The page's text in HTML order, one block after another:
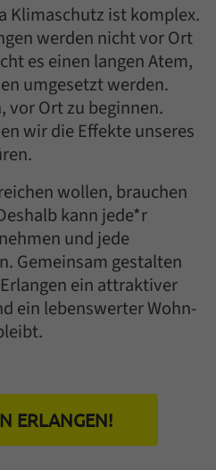
Klimaschutz ist komplex.
werden nicht vor Ort
es einen langen Atem,
umgesetzt werden.
vor Ort zu beginnen.
wir die Effekte unseres
wollen, brauchen
kann jede*r
und jede
Gemeinsam gestalten
ein attraktiver
ein lebenswerter Wohn-
ERLANGEN!